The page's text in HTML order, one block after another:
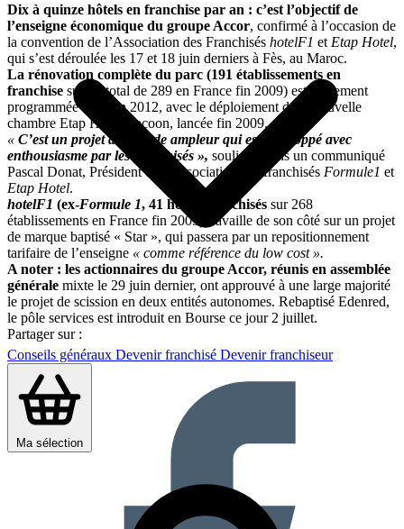
Conseils généraux Devenir franchisé Devenir franchiseur
Ma sélection
Dix à quinze hôtels en franchise par an : c’est l’objectif de
l’enseigne économique du groupe Accor, confirmé à l’occasion de
la convention de l’Association des Franchisés hotelF1 et Etap Hotel,
qui s’est déroulée les 17 et 18 juin derniers à Fès, au Maroc.
La rénovation complète du parc (191 établissements en
franchise sur un total de 289 en France fin 2009) est également
programmée d’ici fin 2012, avec le déploiement de la nouvelle
chambre Etap Hotel Cocoon, lancée fin 2009.
« C’est un projet de grande ampleur qui est développé avec
enthousiasme par les franchisés », souligne dans un communiqué
Pascal Donat, Président de l’Association des franchisés Formule1 et
Etap Hotel.
hotelF1 (ex-Formule 1, 41 hôtels franchisés sur 268
établissements en France fin 2009) travaille de son côté sur un projet
de marque baptisé « Star », qui passera par un repositionnement
tarifaire de l’enseigne « comme référence du low cost ».
A noter : les actionnaires du groupe Accor, réunis en assemblée
générale mixte le 29 juin dernier, ont approuvé à une large majorité
le projet de scission en deux entités autonomes. Rebaptisé Edenred,
le pôle services est introduit en Bourse ce jour 2 juillet.
Partager sur :